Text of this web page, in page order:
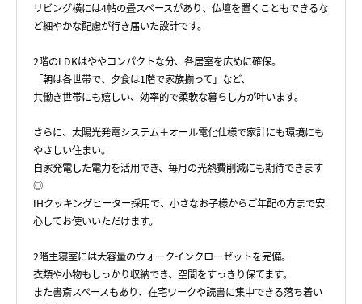
リビング横には4帖の畳スペースがあり、仏壇を置くこともできるな
ど細やかな配慮が行き届いた設計です。
2階のLDKはややコンパクトな分、各居室を広めに確保。
「朝は各世帯で、夕食は1階で家族揃って」など、
共働き世帯にも嬉しい、効率的で柔軟な暮らし方が叶います。
さらに、太陽光発電システム＋オール電化仕様で家計にも環境にも
やさしい住まい。
自家発電した電力を活用でき、毎月の光熱費削減にも期待できます
◎
IHクッキングヒーター採用で、小さなお子様からご年配の方まで安
心してお使いいただけます。
2階主寝室には大容量のウォークインクローゼットを完備。
衣類や小物もしっかり収納でき、空間をすっきり保てます。
また書斎スペースもあり、在宅ワークや読書に集中できる落ち着い